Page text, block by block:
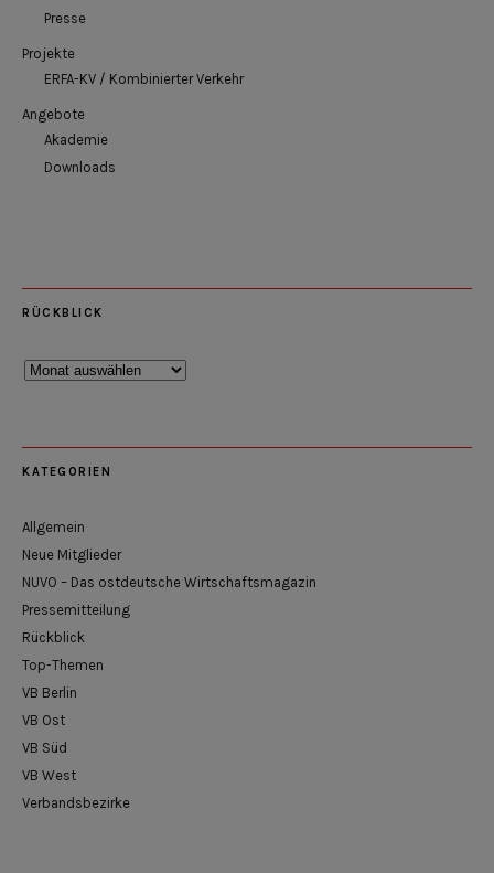
Presse
Projekte
ERFA-KV / Kombinierter Verkehr
Angebote
Akademie
Downloads
RÜCKBLICK
Rückblick
KATEGORIEN
Allgemein
Neue Mitglieder
NUVO – Das ostdeutsche Wirtschaftsmagazin
Pressemitteilung
Rückblick
Top-Themen
VB Berlin
VB Ost
VB Süd
VB West
Verbandsbezirke